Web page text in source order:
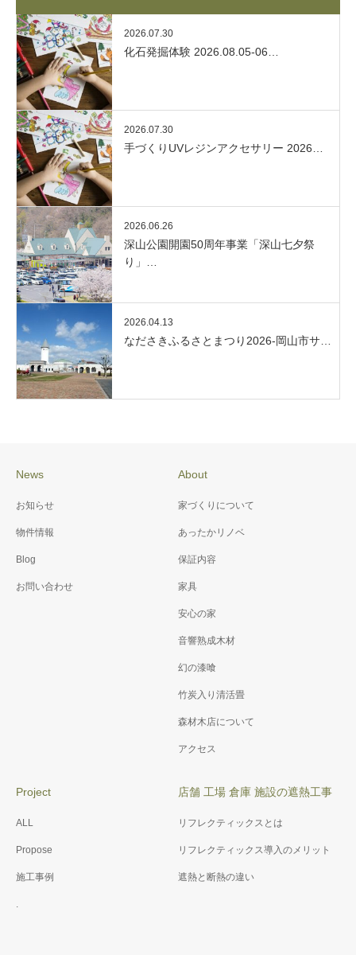
2026.07.30
化石発掘体験 2026.08.05-06…
2026.07.30
手づくりUVレジンアクセサリー 2026…
2026.06.26
深山公園開園50周年事業「深山七夕祭
り」…
2026.04.13
なださきふるさとまつり2026-岡山市サ…
News
お知らせ
物件情報
Blog
お問い合わせ
About
家づくりについて
あったかリノベ
保証内容
家具
安心の家
音響熟成木材
幻の漆喰
竹炭入り清活畳
森材木店について
アクセス
Project
ALL
Propose
施工事例
.
店舗 工場 倉庫 施設の遮熱工事
リフレクティックスとは
リフレクティックス導入のメリット
遮熱と断熱の違い